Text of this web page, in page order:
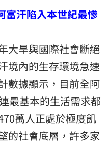
汗陷入本世紀最慘
大旱與國際社會斷絕
境內的生存環境急速
數據顯示，目前全阿
最基本的生活需求都
萬人正處於極度飢
的社會底層，許多家